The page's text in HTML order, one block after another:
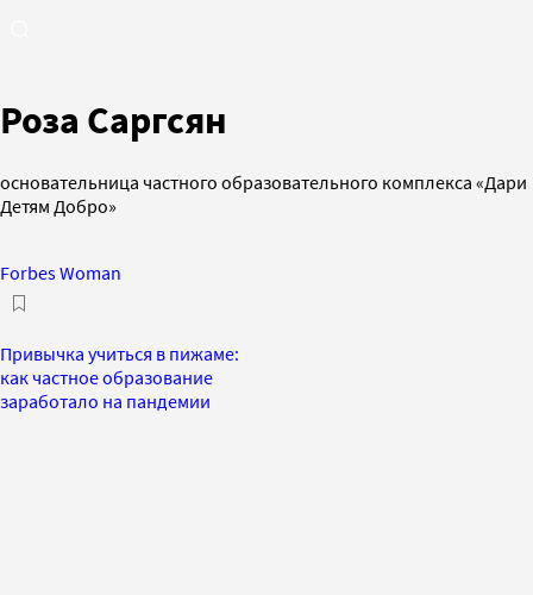
Роза Саргсян
основательница частного образовательного комплекса «Дари
Детям Добро»
Forbes Woman
Привычка учиться в пижаме:
как частное образование
заработало на пандемии